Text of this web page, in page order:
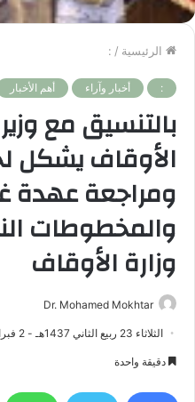
الرئيسية /
:
: أخبار وآراء أهم الأخبار
بالتنسيق مع وزير
الأوقاف يشكل
ومراجعة عهدة
والمخطوطات
وزارة الأوقاف
Dr. Mohamed Mokhtar
الثلاثاء 23 ربيع الثاني 1437هـ - 2 فبراير 2016م | 1:11 م
دقيقة واحدة